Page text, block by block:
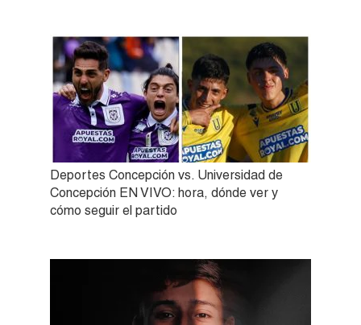
Deportes Concepción vs. Universidad de
Concepción EN VIVO: hora, dónde ver y
cómo seguir el partido